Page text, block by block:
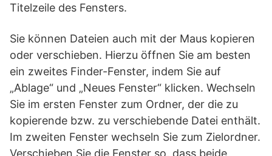
Titelzeile des Fensters.
Sie können Dateien auch mit der Maus kopieren
oder verschieben. Hierzu öffnen Sie am besten
ein zweites Finder-Fenster, indem Sie auf
„Ablage“ und „Neues Fenster“ klicken. Wechseln
Sie im ersten Fenster zum Ordner, der die zu
kopierende bzw. zu verschiebende Datei enthält.
Im zweiten Fenster wechseln Sie zum Zielordner.
Verschieben Sie die Fenster so, dass beide